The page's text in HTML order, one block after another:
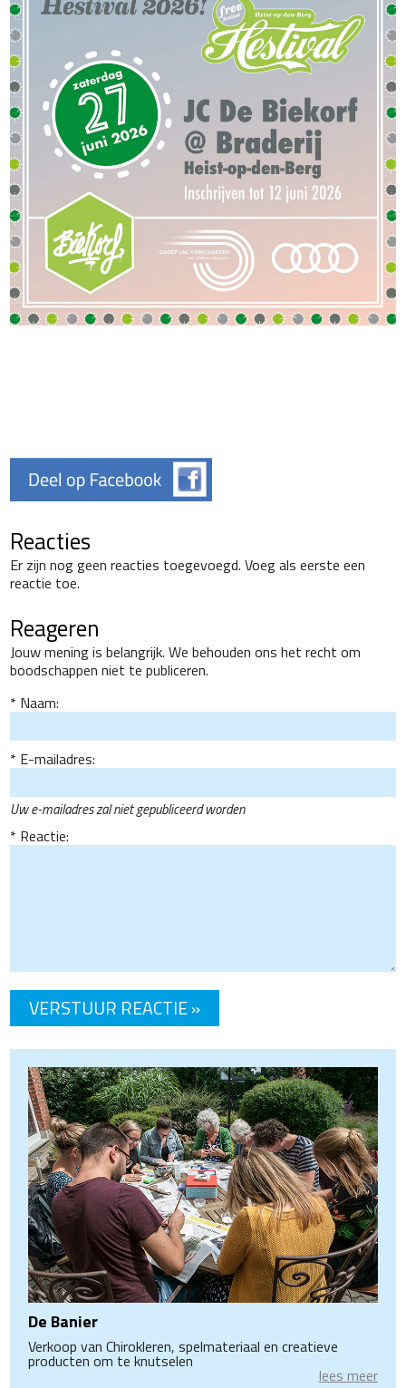
Reacties
Er zijn nog geen reacties toegevoegd. Voeg als eerste een
reactie toe.
Reageren
Jouw mening is belangrijk. We behouden ons het recht om
boodschappen niet te publiceren.
Naam:
E-mailadres:
Uw e-mailadres zal niet gepubliceerd worden
Reactie:
De Banier
Verkoop van Chirokleren, spelmateriaal en creatieve
producten om te knutselen
lees meer